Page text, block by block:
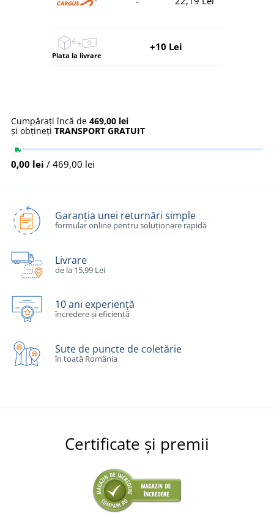
Plata la livrare
+10 Lei
Cumpărați încă de 469,00 lei
și obțineți TRANSPORT GRATUIT
0,00 lei / 469,00 lei
Garanția unei returnări simple
formular online pentru soluționare rapidă
Livrare
de la 15,99 Lei
10 ani experiență
încredere și eficiență
Sute de puncte de coletărie
în toată România
Certificate și premii